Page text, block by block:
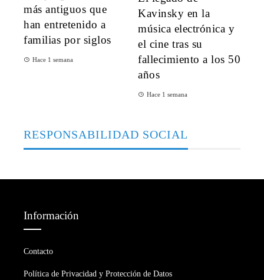
más antiguos que
han entretenido a
familias por siglos
Hace 1 semana
Kavinsky en la
música electrónica y
el cine tras su
fallecimiento a los 50
años
Hace 1 semana
RESPONSABILIDAD SOCIAL
Información
Contacto
Política de Privacidad y Protección de Datos